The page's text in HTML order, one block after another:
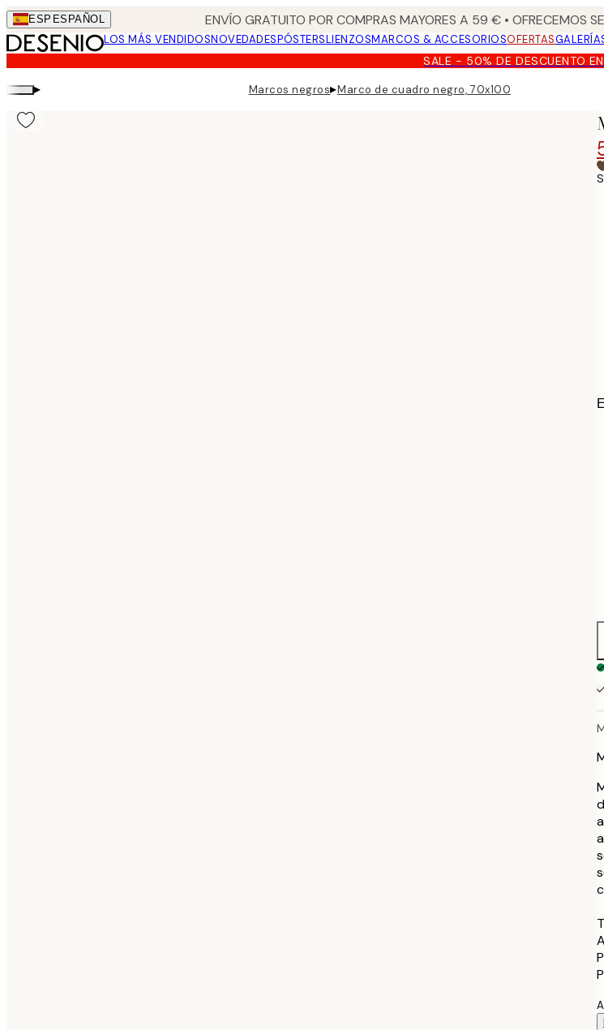
Skip
to
main
content.
ESP ESPAÑOL ENVÍO GRATUITO POR COMPRAS MAYORES A 59 € • OFRECEMOS
LOS MÁS VENDIDOSNOVEDADESPÓSTERSLIENZOSMARCOS & ACCESORIOSOFERTAS
SALE - 50% DE DESCUENTO
▸ Marcos negros▸Marco de cuadro negro, 70x100